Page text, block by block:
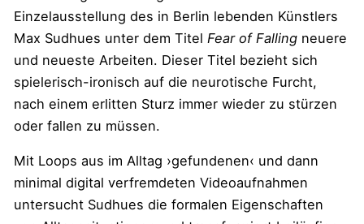
Einzelausstellung des in Berlin lebenden Künstlers
Max Sudhues unter dem Titel Fear of Fallingneuere
und neueste Arbeiten. Dieser Titel bezieht sich
spielerisch-ironisch auf die neurotische Furcht,
nach einem erlitten Sturz immer wieder zu stürzen
oder fallen zu müssen.
Mit Loops aus im Alltag ›gefundenen‹ und dann
minimal digital verfremdeten Videoaufnahmen
untersucht Sudhues die formalen Eigenschaften